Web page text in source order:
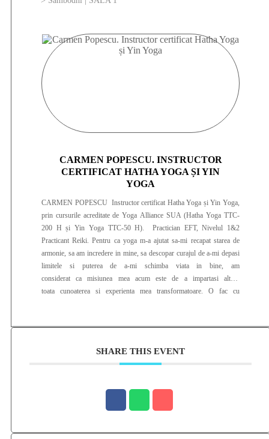
CARMEN POPESCU. INSTRUCTOR
CERTIFICAT HATHA YOGA ȘI YIN
YOGA
CARMEN POPESCU Instructor certificat Hatha Yoga și Yin Yoga,
prin cursurile acreditate de Yoga Alliance SUA (Hatha Yoga TTC-
200 H și Yin Yoga TTC-50 H). Practician EFT, Nivelul 1&2
Practicant Reiki. Pentru ca yoga m-a ajutat sa-mi recapat starea de
armonie, sa am incredere in mine, sa descopar curajul de a-mi depasi
limitele si puterea de a-mi schimba viata in bine, am
considerat ca misiunea mea acum este de a impartasi altora
toata cunoaterea si experienta mea transformatoare. O fac cu
SHARE THIS EVENT